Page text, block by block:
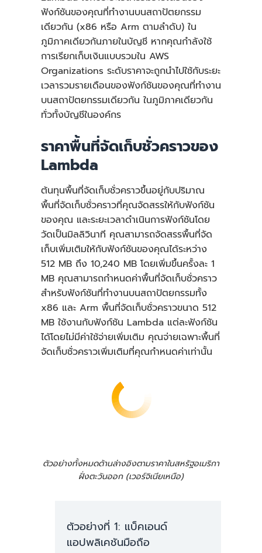
ฟังก์ชันของคุณที่ทำงานบนสถาปัตยกรรม
เดียวกัน (x86 หรือ Arm ตามลำดับ) ใน
ภูมิภาคเดียวกันภายในบัญชี หากคุณกำลังใช้
การเรียกเก็บเงินแบบรวมใน AWS
Organizations ระดับราคาจะถูกนำไปใช้กับระยะ
เวลารวมรายเดือนของฟังก์ชันของคุณที่ทำงาน
บนสถาปัตยกรรมเดียวกัน ในภูมิภาคเดียวกัน
ทั่วทั้งบัญชีในองค์กร
ราคาพื้นที่จัดเก็บชั่วคราวของ
Lambda
ต้นทุนพื้นที่จัดเก็บชั่วคราวขึ้นอยู่กับปริมาณ
พื้นที่จัดเก็บชั่วคราวที่คุณจัดสรรให้กับฟังก์ชัน
ของคุณ และระยะเวลาดำเนินการฟังก์ชันโดย
วัดเป็นมิลลิวินาที คุณสามารถจัดสรรพื้นที่จัด
เก็บเพิ่มเติมให้กับฟังก์ชันของคุณได้ระหว่าง
512 MB ถึง 10,240 MB โดยเพิ่มขึ้นครั้งละ 1
MB คุณสามารถกำหนดค่าพื้นที่จัดเก็บชั่วคราว
สำหรับฟังก์ชันที่ทำงานบนสถาปัตยกรรมทั้ง
x86 และ Arm พื้นที่จัดเก็บชั่วคราวขนาด 512
MB ใช้งานกับฟังก์ชัน Lambda แต่ละฟังก์ชัน
ได้โดยไม่มีค่าใช้จ่ายเพิ่มเติม คุณจ่ายเฉพาะพื้นที่
จัดเก็บชั่วคราวเพิ่มเติมที่คุณกำหนดค่าเท่านั้น
ตัวอย่างทั้งหมดด้านล่างอิงตามราคาในสหรัฐอเมริกา
ฝั่งตะวันออก (เวอร์จิเนียเหนือ)
ตัวอย่างที่ 1: แบ็คเอนด์
แอปพลิเคชันมือถือ